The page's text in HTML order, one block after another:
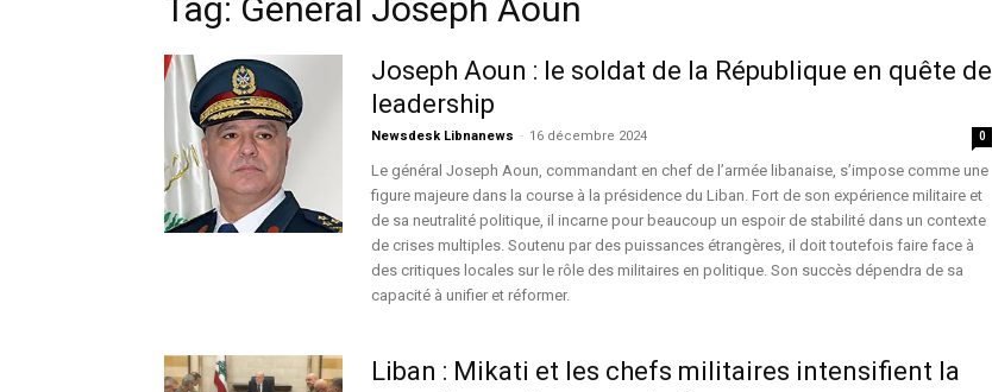
Tag: Général Joseph Aoun
Joseph Aoun : le soldat de la République en quête de
leadership
Newsdesk Libnanews - 16 décembre 2024 0
Le général Joseph Aoun, commandant en chef de l’armée libanaise, s’impose comme une
figure majeure dans la course à la présidence du Liban. Fort de son expérience militaire et
de sa neutralité politique, il incarne pour beaucoup un espoir de stabilité dans un contexte
de crises multiples. Soutenu par des puissances étrangères, il doit toutefois faire face à
des critiques locales sur le rôle des militaires en politique. Son succès dépendra de sa
capacité à unifier et réformer.
Liban : Mikati et les chefs militaires intensifient la